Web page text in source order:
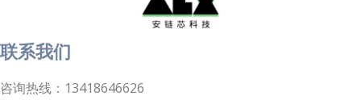
联系我们
咨询热线：13418646626